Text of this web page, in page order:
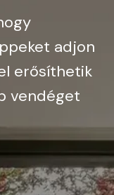
adjon
erősíthetik
vendéget